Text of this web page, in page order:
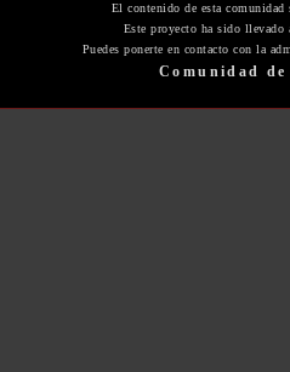
El contenido de esta
Este proyecto ha sido
Puedes ponerte en contacto con la
Comunidad